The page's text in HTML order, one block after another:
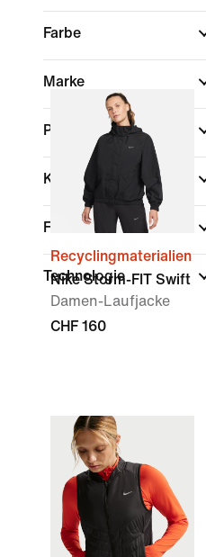
Farbe
Marke
Passform
Kollektionen
Funktionen
Technologie
Recyclingmaterialien
Nike Storm-FIT Swift
Damen-Laufjacke
CHF 160